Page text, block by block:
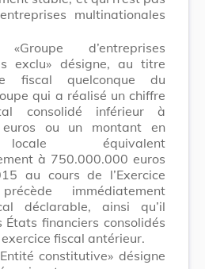
multinationales
«Groupe d’entreprises
exclu» désigne, au titre
fiscal quelconque du
qui a réalisé un chiffre
consolidé inférieur à
euros ou un montant en
équivalent
à 750.000.000 euros
au cours de l’Exercice
immédiatement
déclarable, ainsi qu’il
États financiers consolidés
fiscal antérieur.
constitutive» désigne